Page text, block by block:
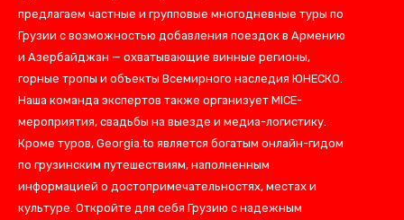
предлагаем частные и групповые многодневные туры по
Грузии с возможностью добавления поездок в Армению
и Азербайджан — охватывающие винные регионы,
горные тропы и объекты Всемирного наследия ЮНЕСКО.
Наша команда экспертов также организует MICE-
мероприятия, свадьбы на выезде и медиа-логистику.
Кроме туров, Georgia.to является богатым онлайн-гидом
по грузинским путешествиям, наполненным
информацией о достопримечательностях, местах и
культуре. Откройте для себя Грузию с надежным